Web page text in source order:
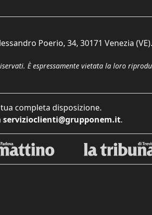
Poerio, 34, 30171 Venezia
È espressamente vietata la loro
completa disposizione.
servizioclienti@grupponem.it.